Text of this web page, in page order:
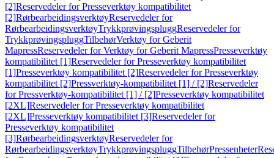
[2]Reservedeler for Presseverktøy kompatibilitet
[2]RørbearbeidingsverktøyReservedeler for
RørbearbeidingsverktøyTrykkprøvingspluggReservedeler for
TrykkprøvingspluggTilbehørVerktøy for Geberit
MapressReservedeler for Verktøy for Geberit MapressPresseverktøy
kompatibilitet [1]Reservedeler for Presseverktøy kompatibilitet
[1]Presseverktøy kompatibilitet [2]Reservedeler for Presseverktøy
kompatibilitet [2]Pressverktøy-kompatibilitet [1] / [2]Reservedeler
for Pressverktøy-kompatibilitet [1] / [2]Presseverktøy kompatibilitet
[2XL]Reservedeler for Presseverktøy kompatibilitet
[2XL]Presseverktøy kompatibilitet [3]Reservedeler for
Presseverktøy kompatibilitet
[3]RørbearbeidingsverktøyReservedeler for
RørbearbeidingsverktøyTrykkprøvingspluggTilbehørPressenheter